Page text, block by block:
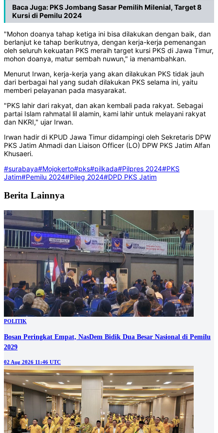
Baca Juga:PKS Jombang Sasar Pemilih Milenial, Target 8
Kursi di Pemilu 2024
"Mohon doanya tahap ketiga ini bisa dilakukan dengan baik, dan
berlanjut ke tahap berikutnya, dengan kerja-kerja pemenangan
oleh seluruh kekuatan PKS meraih target kursi PKS di Jawa Timur,
mohon doanya, matur sembah nuwun," ia menambahkan.
Menurut Irwan, kerja-kerja yang akan dilakukan PKS tidak jauh
dari berbagai hal yang sudah dilakukan PKS selama ini, yaitu
memberi pelayanan pada masyarakat.
"PKS lahir dari rakyat, dan akan kembali pada rakyat. Sebagai
partai Islam rahmatal lil alamin, kami lahir untuk melayani rakyat
dan NKRI," ujar Irwan.
Irwan hadir di KPUD Jawa Timur didampingi oleh Sekretaris DPW
PKS Jatim Ahmadi dan Liaison Officer (LO) DPW PKS Jatim Alfan
Khusaeri.
#surabaya#Mojokerto#pks#pilkada#Pilpres 2024#PKS
Jatim#Pemilu 2024#Pileg 2024#DPD PKS Jatim
Berita Lainnya
POLITIK
Bosan Peringkat Empat, NasDem Bidik Dua Besar Nasional di Pemilu
2029
02 Aug 2026 11:46 UTC